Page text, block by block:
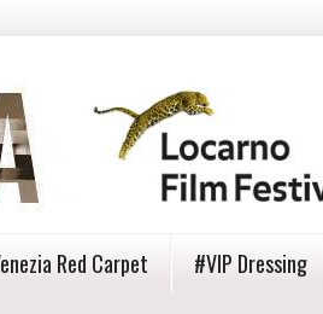
Red Carpet
#VIP Dressing